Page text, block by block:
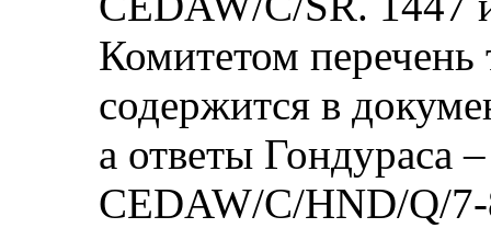
Комитетом перечень
содержится в
а ответы Гондураса
CEDAW/C/HND/Q/